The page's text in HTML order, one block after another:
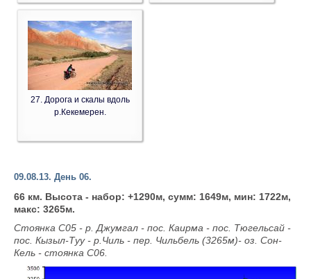
27. Дорога и скалы вдоль
р.Кекемерен.
09.08.13. День 06.
66 км. Высота - набор: +1290м, сумм: 1649м, мин: 1722м,
макс: 3265м.
Стоянка С05 - р. Джумгал - пос. Каирма - пос. Тюгельсай -
пос. Кызыл-Туу - р.Чиль - пер. Чильбель (3265м)- оз. Сон-
Кель - стоянка С06.